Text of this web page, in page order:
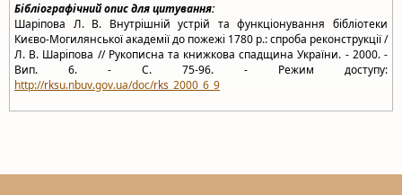
Бібліографічний опис для цитування:
Шаріпова Л. В. Внутрішній устрій та функціонування бібліотеки
Києво-Могилянської академії до пожежі 1780 р.: спроба реконструкції /
Л. В. Шаріпова // Рукописна та книжкова спадщина України. - 2000. -
Вип. 6. - С. 75-96. - Режим доступу:
http://rksu.nbuv.gov.ua/doc/rks _2000_6_9